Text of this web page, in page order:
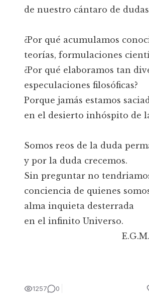
de nuestro cántaro de
¿Por qué acumulamos
teorías, formulaciones
¿Por qué elaboramos tan
especulaciones filosóficas?
Porque jamás estamos
en el desierto inhóspito de
Somos reos de la duda
y por la duda crecemos.
Sin preguntar no
conciencia de quienes
alma inquieta desterrada
en el infinito Universo.
E.G.M.
1257 0